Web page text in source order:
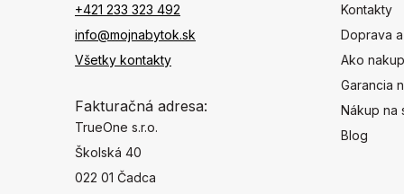
+421 233 323 492
info@mojnabytok.sk
Všetky kontakty
Fakturačná adresa:
TrueOne s.r.o.
Školská 40
022 01 Čadca
Kontakty
Doprava
Ako
Garancia
Nákup na
Blog